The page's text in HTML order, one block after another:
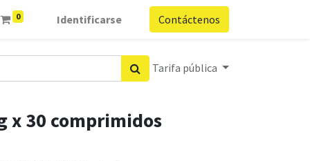
0 Identificarse Contáctenos
Tarifa pública
x 30 comprimidos